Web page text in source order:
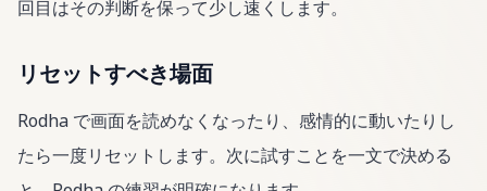
回目はその判断を保って少し速くします。
リセットすべき場面
Rodha で画面を読めなくなったり、感情的に動いたりし
たら一度リセットします。次に試すことを一文で決める